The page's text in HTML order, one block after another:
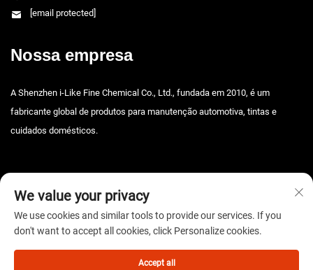
[email protected]
Nossa empresa
A Shenzhen i-Like Fine Chemical Co., Ltd., fundada em 2010, é um
fabricante global de produtos para manutenção automotiva, tintas e
cuidados domésticos.
Direitos autorais © 2025 Shenzhen i-Like Fine Chemical Co., Ltd. Todos os
We value your privacy
We use cookies and similar tools to provide our services. If you
don't want to accept all cookies, click Personalize cookies.
Accept all